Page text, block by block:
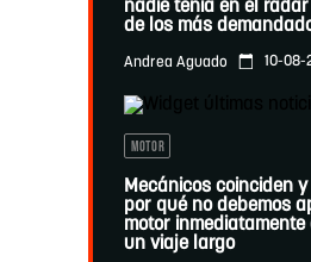
nadie tenía en el
de los más
Andrea Aguado 10-08-
MOTOR
Mecánicos coinciden
por qué no debemos
motor
un viaje largo